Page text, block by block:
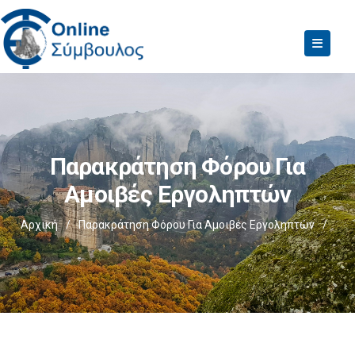
Παρακράτηση Φόρου Για
Αμοιβές Εργοληπτών
Αρχική / Παρακράτηση Φόρου Για Αμοιβές Εργοληπτών /